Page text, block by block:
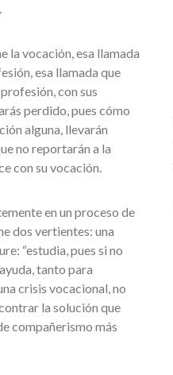
la vocación, esa llamada
esa llamada que
con sus
perdido, pues cómo
alguna, llevarán
no reportarán a la
con su vocación.
en un proceso de
dos vertientes: una
“estudia, pues si no
tanto para
crisis vocacional, no
la solución que
compañerismo más